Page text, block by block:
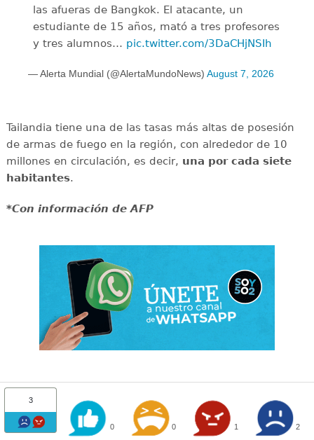
las afueras de Bangkok. El atacante, un
estudiante de 15 años, mató a tres profesores
y tres alumnos… pic.twitter.com/3DaCHjNSIh
— Alerta Mundial (@AlertaMundoNews) August 7, 2026
Tailandia tiene una de las tasas más altas de posesión
de armas de fuego en la región, con alrededor de 10
millones en circulación, es decir, una por cada siete
habitantes.
*Con información de AFP
3
0 0 1 2